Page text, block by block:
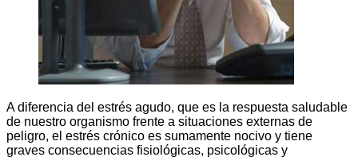
A diferencia del estrés agudo, que es la respuesta saludable
de nuestro organismo frente a situaciones externas de
peligro, el estrés crónico es sumamente nocivo y tiene
graves consecuencias fisiológicas, psicológicas y